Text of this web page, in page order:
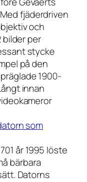
fjäderdriven
och
per
stycke
på den
1900-
innan
som
år 1995 löste
bärbara
Datorns